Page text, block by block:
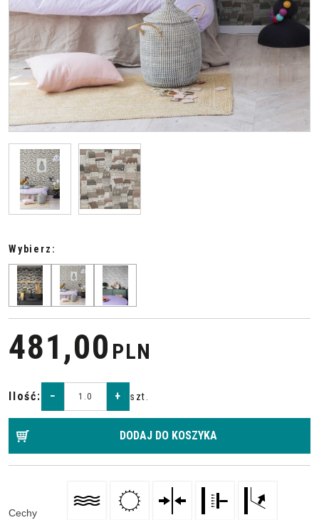
Wybierz:
481,00 PLN
Ilość: − + szt.
DODAJ DO KOSZYKA
Cechy